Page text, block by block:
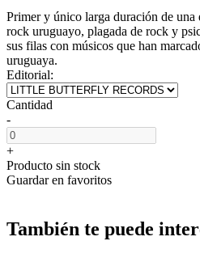
Primer y único larga duración de una
rock uruguayo, plagada de rock y
sus filas con músicos que han
uruguaya.
Editorial:
Cantidad
-
+
Producto sin stock
Guardar en favoritos
También te puede